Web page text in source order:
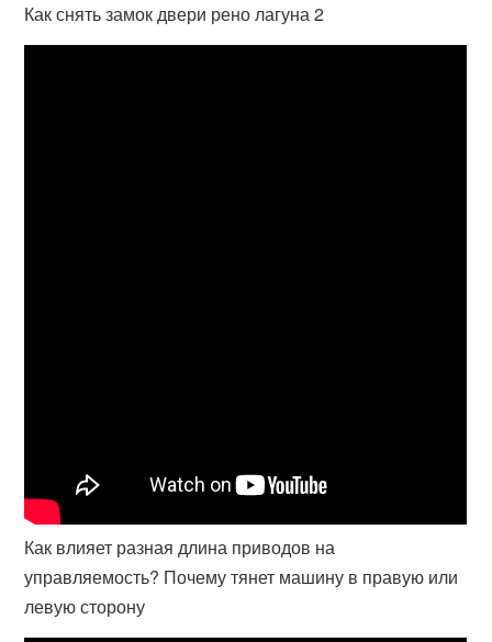
Как снять замок двери рено лагуна 2
Как влияет разная длина приводов на
управляемость? Почему тянет машину в правую или
левую сторону